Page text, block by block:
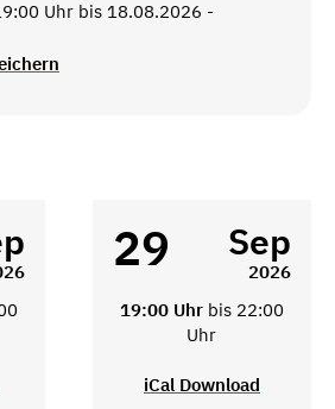
Uhr bis 18.08.2026 -
29 Sep
2026
19:00 Uhr bis 22:00
Uhr
iCal Download